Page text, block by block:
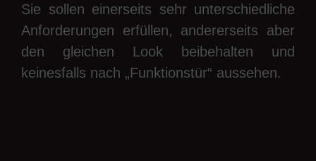
Sie sollen einerseits sehr unterschiedliche
Anforderungen erfüllen, andererseits aber
den gleichen Look beibehalten und
keinesfalls nach „Funktionstür“ aussehen.